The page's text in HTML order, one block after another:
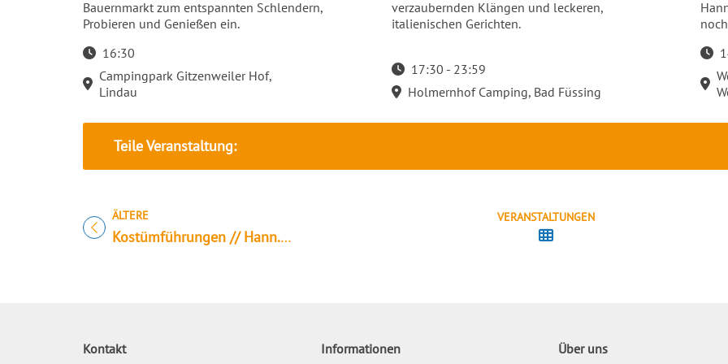
Bauernmarkt zum entspannten Schlendern,
Probieren und Genießen ein.
16:30
Campingpark Gitzenweiler Hof,
Lindau
verzaubernden Klängen und leckeren,
italienischen Gerichten.
17:30 - 23:59
Startzeit: 17:30
Holmernhof Camping, Bad Füssing
Teile Veranstaltung:
ÄLTERE
Titel für Veranstaltung
Kostümführungen // Hann.Münden
VERANSTALTUNGEN
Kontakt Informationen Über uns